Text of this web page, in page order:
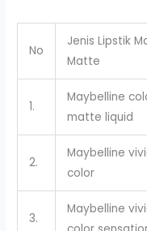
No
Jenis Lipstik
Matte
1.
Maybelline
matte liquid
2.
Maybelline
color
3.
Maybelline